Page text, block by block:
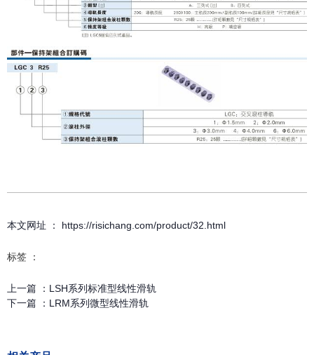
本文网址 ： https://risichang.com/product/32.html
标签 ：
上一篇 ： LSH系列标准型线性滑轨
下一篇 ： LRM系列微型线性滑轨